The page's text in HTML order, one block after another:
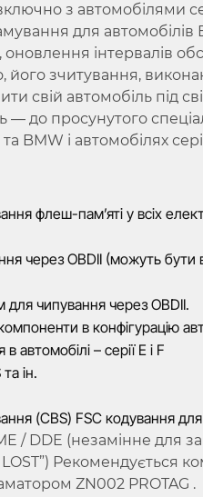
з автомобілями
для автомобілів
інтервалів
зчитування,
свій автомобіль під
— до просунутого
BMW і автомобілях
флеш-пам’яті у всіх
через OBDII (можуть бути
чипування через OBDII.
в конфігурацію
– серії E і F
ін.
(CBS) FSC кодування для
/ DDE (незамінне для
Рекомендується
ZN002 PROTAG .